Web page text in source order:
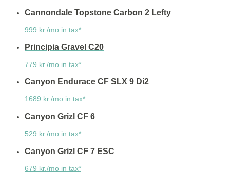
Cannondale Topstone Carbon 2 Lefty
999 kr./mo in tax*
Principia Gravel C20
779 kr./mo in tax*
Canyon Endurace CF SLX 9 Di2
1689 kr./mo in tax*
Canyon Grizl CF 6
529 kr./mo in tax*
Canyon Grizl CF 7 ESC
679 kr./mo in tax*